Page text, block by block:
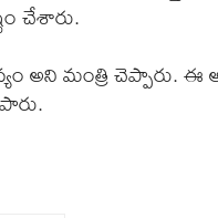
చేశారు.
అని మంత్రి చెప్పారు. ఈ